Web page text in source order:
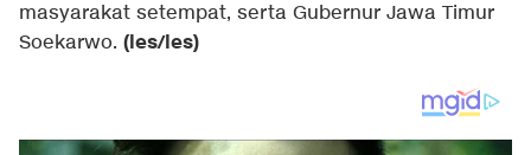
masyarakat setempat, serta Gubernur Jawa Timur
Soekarwo. (les/les)